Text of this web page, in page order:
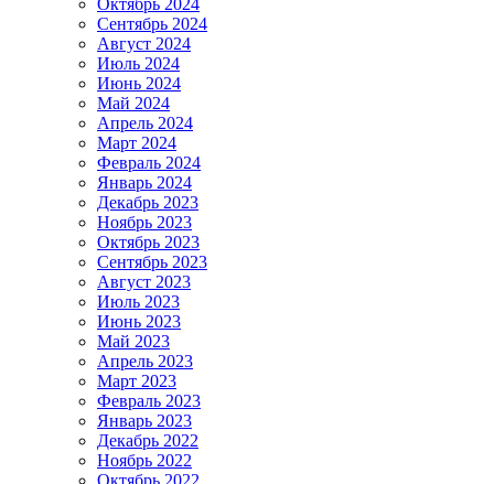
Октябрь 2024
Сентябрь 2024
Август 2024
Июль 2024
Июнь 2024
Май 2024
Апрель 2024
Март 2024
Февраль 2024
Январь 2024
Декабрь 2023
Ноябрь 2023
Октябрь 2023
Сентябрь 2023
Август 2023
Июль 2023
Июнь 2023
Май 2023
Апрель 2023
Март 2023
Февраль 2023
Январь 2023
Декабрь 2022
Ноябрь 2022
Октябрь 2022